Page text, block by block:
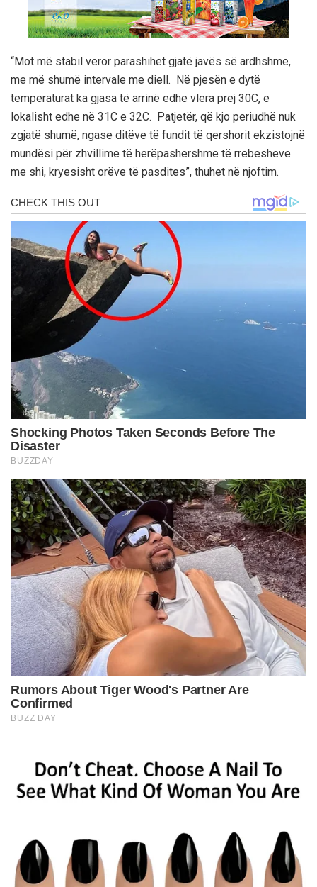
“Mot më stabil veror parashihet gjatë javës së ardhshme,
me më shumë intervale me diell. Në pjesën e dytë
temperaturat ka gjasa të arrinë edhe vlera prej 30C, e
lokalisht edhe në 31C e 32C. Patjetër, që kjo periudhë nuk
zgjatë shumë, ngase ditëve të fundit të qershorit ekzistojnë
mundësi për zhvillime të herëpashershme të rrebesheve
me shi, kryesisht orëve të pasdites”, thuhet në njoftim.